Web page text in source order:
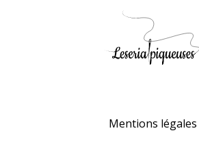
Mentions légales